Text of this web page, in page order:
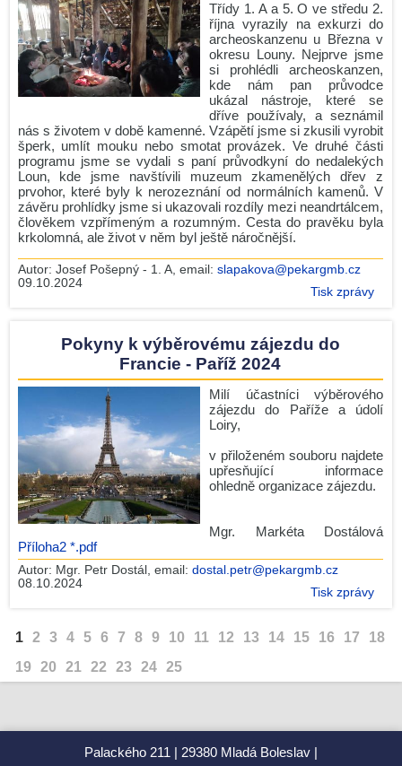
Třídy 1. A a 5. O ve středu 2.
října vyrazily na exkurzi do
archeoskanzenu u Března v
okresu Louny. Nejprve jsme
si prohlédli archeoskanzen,
kde nám pan průvodce
ukázal nástroje, které se
dříve používaly, a seznámil
nás s životem v době kamenné. Vzápětí jsme si zkusili vyrobit
šperk, umlít mouku nebo smotat provázek. Ve druhé části
programu jsme se vydali s paní průvodkyní do nedalekých
Loun, kde jsme navštívili muzeum zkamenělých dřev z
prvohor, které byly k nerozeznání od normálních kamenů. V
závěru prohlídky jsme si ukazovali rozdíly mezi neandrtálcem,
člověkem vzpřímeným a rozumným. Cesta do pravěku byla
krkolomná, ale život v něm byl ještě náročnější.
Autor: Josef Pošepný - 1. A, email: slapakova@pekargmb.cz
09.10.2024
Tisk zprávy
Pokyny k výběrovému zájezdu do
Francie - Paříž 2024
Milí účastníci výběrového
zájezdu do Paříže a údolí
Loiry,
v přiloženém souboru najdete
upřesňující informace
ohledně organizace zájezdu.
Mgr. Markéta Dostálová
Příloha2 *.pdf
Autor: Mgr. Petr Dostál , email: dostal.petr@pekargmb.cz
08.10.2024
Tisk zprávy
1 2 3 4 5 6 7 8 9 10 11 12 13 14 15 16 17
18
19 20 21 22 23 24 25
Palackého 211 29380 Mladá Boleslav